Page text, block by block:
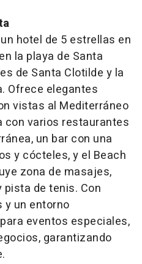
hotel de 5 estrellas en
la playa de Santa
de Santa Clotilde y la
Ofrece elegantes
vistas al Mediterráneo
con varios restaurantes
un bar con una
y cócteles, y el Beach
zona de masajes,
de tenis. Con
un entorno
eventos especiales,
garantizando